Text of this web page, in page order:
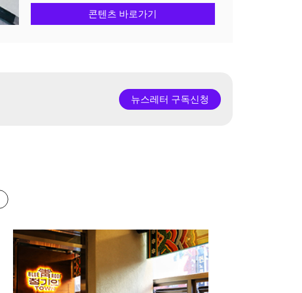
콘텐츠 바로가기
뉴스레터 구독신청